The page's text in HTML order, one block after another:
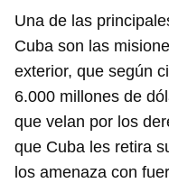
Una de las
Cuba son las
exterior, que según
6.000 millones de
que velan por los
que Cuba les retira
los amenaza con